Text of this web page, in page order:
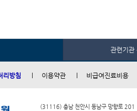
관련기관
리방침 이용약관 비급여진료비용
(31116) 충남 천안시 동남구 망향로 201